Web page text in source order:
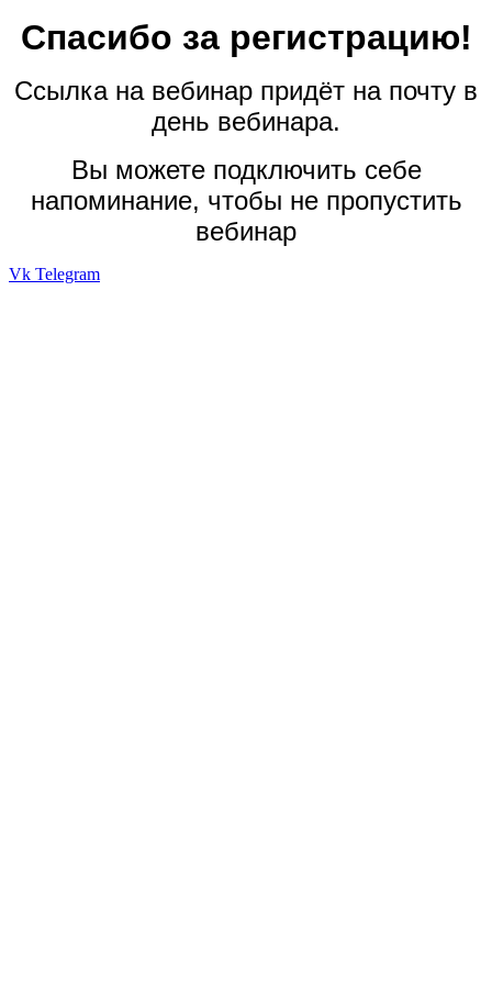
Спасибо за регистрацию!
Ссылка на вебинар придёт на почту в
день вебинара.
Вы можете подключить себе
напоминание, чтобы не пропустить
вебинар
Vk Telegram